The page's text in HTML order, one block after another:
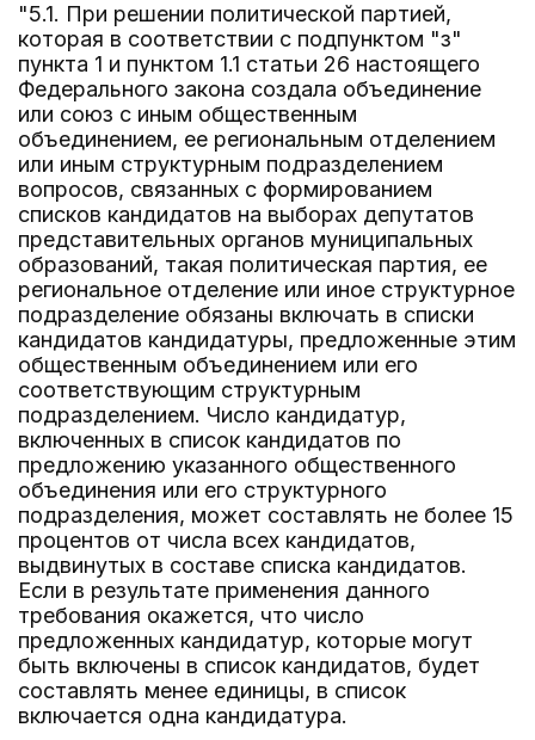
"5.1. При решении политической партией,
которая в соответствии с подпунктом "з"
пункта 1 и пунктом 1.1 статьи 26 настоящего
Федерального закона создала объединение
или союз с иным общественным
объединением, ее региональным отделением
или иным структурным подразделением
вопросов, связанных с формированием
списков кандидатов на выборах депутатов
представительных органов муниципальных
образований, такая политическая партия, ее
региональное отделение или иное структурное
подразделение обязаны включать в списки
кандидатов кандидатуры, предложенные этим
общественным объединением или его
соответствующим структурным
подразделением. Число кандидатур,
включенных в список кандидатов по
предложению указанного общественного
объединения или его структурного
подразделения, может составлять не более 15
процентов от числа всех кандидатов,
выдвинутых в составе списка кандидатов.
Если в результате применения данного
требования окажется, что число
предложенных кандидатур, которые могут
быть включены в список кандидатов, будет
составлять менее единицы, в список
включается одна кандидатура.